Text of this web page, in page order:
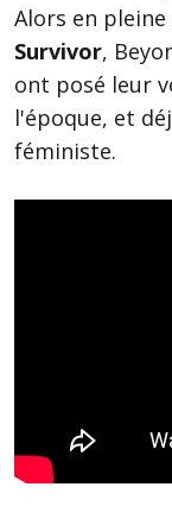
Alors en
Survivor,
ont posé leur
l'époque, et
féministe.